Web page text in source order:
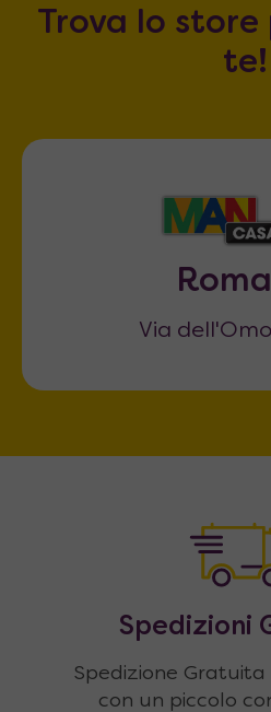
Trova lo
te!
Roma
Via dell'Omo
Spedizioni
Spedizione
con un piccolo